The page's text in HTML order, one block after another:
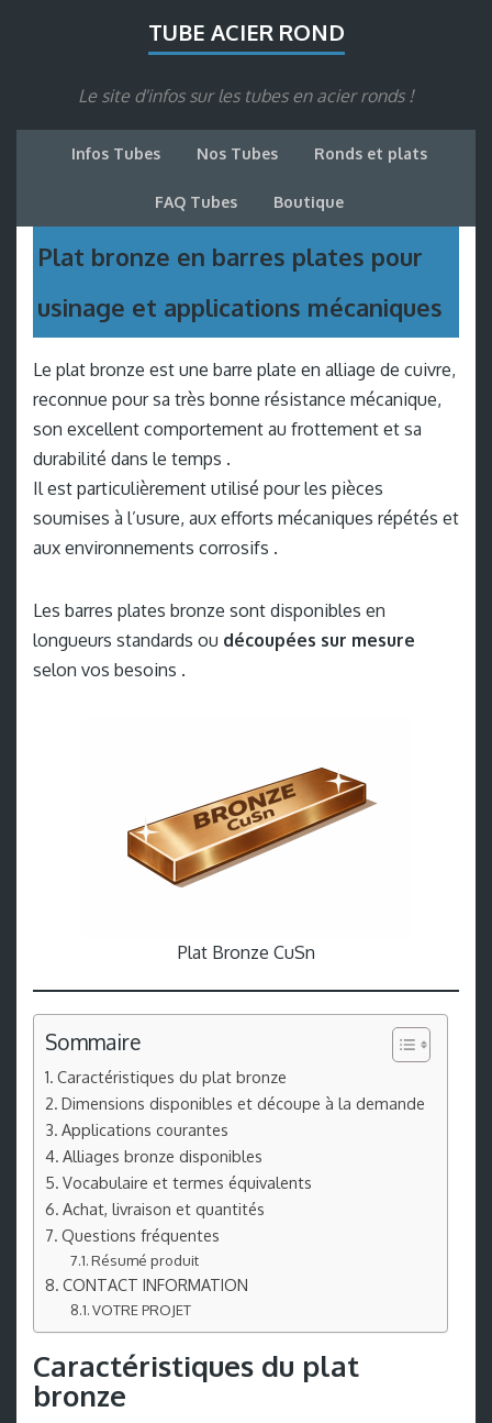
TUBE ACIER ROND
Le site d'infos sur les tubes en acier ronds !
Infos Tubes Nos Tubes Ronds et plats
FAQ Tubes Boutique
Plat bronze en barres plates pour
usinage et applications mécaniques
Le plat bronze est une barre plate en alliage de cuivre,
reconnue pour sa très bonne résistance mécanique,
son excellent comportement au frottement et sa
durabilité dans le temps .
Il est particulièrement utilisé pour les pièces
soumises à l’usure, aux efforts mécaniques répétés et
aux environnements corrosifs .
Les barres plates bronze sont disponibles en
longueurs standards ou découpées sur mesure
selon vos besoins .
Plat Bronze CuSn
Sommaire
Caractéristiques du plat bronze
Dimensions disponibles et découpe à la demande
Applications courantes
Alliages bronze disponibles
Vocabulaire et termes équivalents
Achat, livraison et quantités
Questions fréquentes
Résumé produit
CONTACT INFORMATION
VOTRE PROJET
Caractéristiques du plat
bronze